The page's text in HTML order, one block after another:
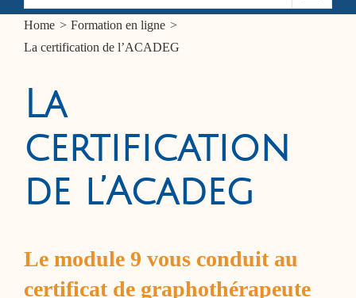
Home
Formation en ligne
La certification de l’ACADEG
La
certification
de l’Acadeg
Le module 9 vous conduit au
certificat de graphothérapeute